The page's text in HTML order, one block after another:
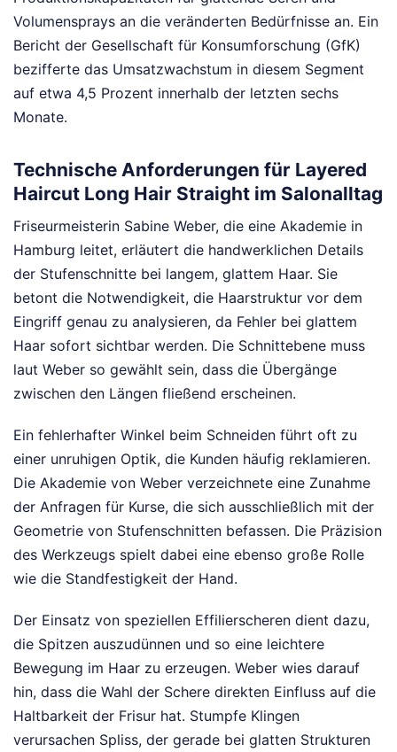
Volumensprays an die veränderten Bedürfnisse an. Ein
Bericht der Gesellschaft für Konsumforschung (GfK)
bezifferte das Umsatzwachstum in diesem Segment
auf etwa 4,5 Prozent innerhalb der letzten sechs
Monate.
Technische Anforderungen für Layered
Haircut Long Hair Straight im Salonalltag
Friseurmeisterin Sabine Weber, die eine Akademie in
Hamburg leitet, erläutert die handwerklichen Details
der Stufenschnitte bei langem, glattem Haar. Sie
betont die Notwendigkeit, die Haarstruktur vor dem
Eingriff genau zu analysieren, da Fehler bei glattem
Haar sofort sichtbar werden. Die Schnittebene muss
laut Weber so gewählt sein, dass die Übergänge
zwischen den Längen fließend erscheinen.
Ein fehlerhafter Winkel beim Schneiden führt oft zu
einer unruhigen Optik, die Kunden häufig reklamieren.
Die Akademie von Weber verzeichnete eine Zunahme
der Anfragen für Kurse, die sich ausschließlich mit der
Geometrie von Stufenschnitten befassen. Die Präzision
des Werkzeugs spielt dabei eine ebenso große Rolle
wie die Standfestigkeit der Hand.
Der Einsatz von speziellen Effilierscheren dient dazu,
die Spitzen auszudünnen und so eine leichtere
Bewegung im Haar zu erzeugen. Weber wies darauf
hin, dass die Wahl der Schere direkten Einfluss auf die
Haltbarkeit der Frisur hat. Stumpfe Klingen
verursachen Spliss, der gerade bei glatten Strukturen